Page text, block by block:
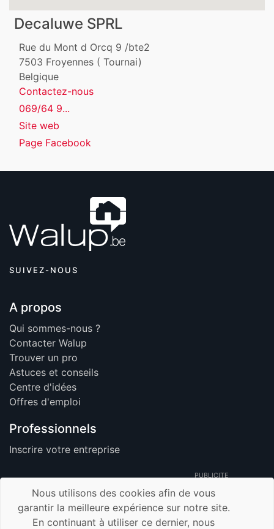
Decaluwe SPRL
Rue du Mont d Orcq 9 /bte2
7503 Froyennes ( Tournai)
Belgique
Contactez-nous
069/64 9...
Site web
Page Facebook
SUIVEZ-NOUS
A propos
Qui sommes-nous ?
Contacter Walup
Trouver un pro
Astuces et conseils
Centre d'idées
Offres d'emploi
Professionnels
Inscrire votre entreprise
PUBLICITE
© 2026 Walup.be - Tous Droits Réservés -
Nous utilisons des cookies afin de vous
garantir la meilleure expérience sur notre site.
En continuant à utiliser ce dernier, nous